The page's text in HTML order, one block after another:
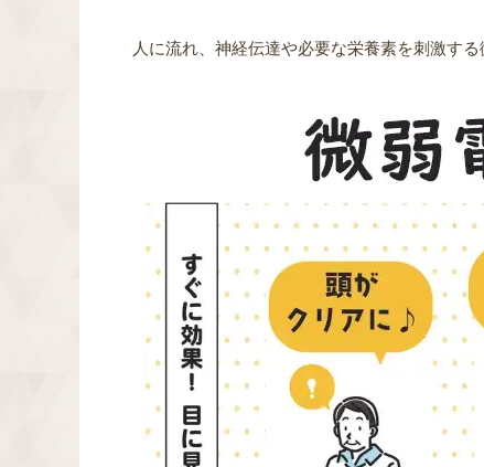
人に流れ、神経伝達や必要な栄養素を刺激す